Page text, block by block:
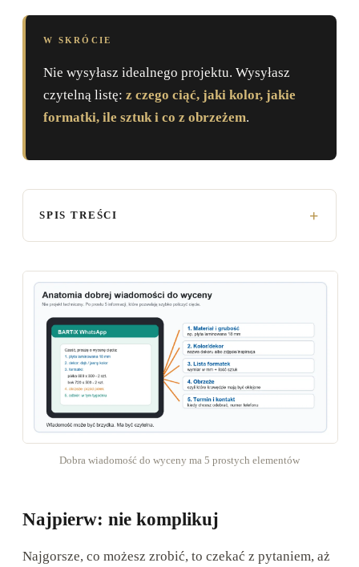
W SKRÓCIE
Nie wysyłasz idealnego projektu. Wysyłasz
czytelną listę:z czego ciąć, jaki kolor, jakie
formatki, ile sztuk i co z obrzeżem.
SPIS TREŚCI
Dobra wiadomość do wyceny ma 5 prostych elementów
Najpierw: nie komplikuj
Najgorsze, co możesz zrobić, to czekać z pytaniem, aż